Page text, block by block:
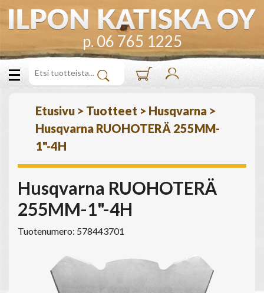
p. 06 765 1225
Etusivu > Tuotteet > Husqvarna >
Husqvarna RUOHOTERÄ 255MM-
1"-4H
Husqvarna RUOHOTERÄ
255MM-1"-4H
Tuotenumero: 578443701